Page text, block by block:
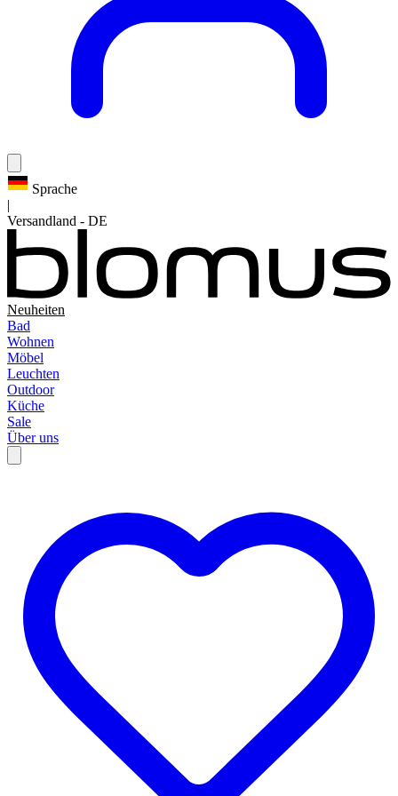
Sprache
|
Versandland - DE
Neuheiten
Bad
Wohnen
Möbel
Leuchten
Outdoor
Küche
Sale
Über uns